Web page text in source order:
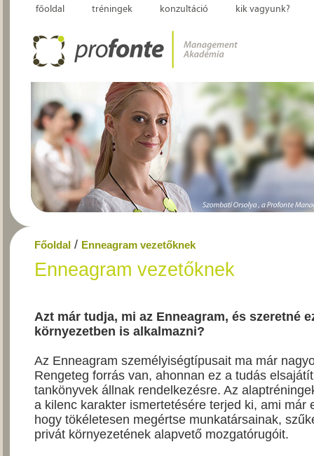
főoldal tréningek konzultáció kik vagyunk?
Főoldal / Enneagram vezetőknek
Enneagram vezetőknek
Azt már tudja, mi az Enneagram, és szeretné
környezetben is alkalmazni?
Az Enneagram személyiségtípusait ma már
Rengeteg forrás van, ahonnan ez a tudás
tankönyvek állnak rendelkezésre. Az
a kilenc karakter ismertetésére terjed ki, ami már
hogy tökéletesen megértse munkatársainak,
privát környezetének alapvető mozgatórugóit.